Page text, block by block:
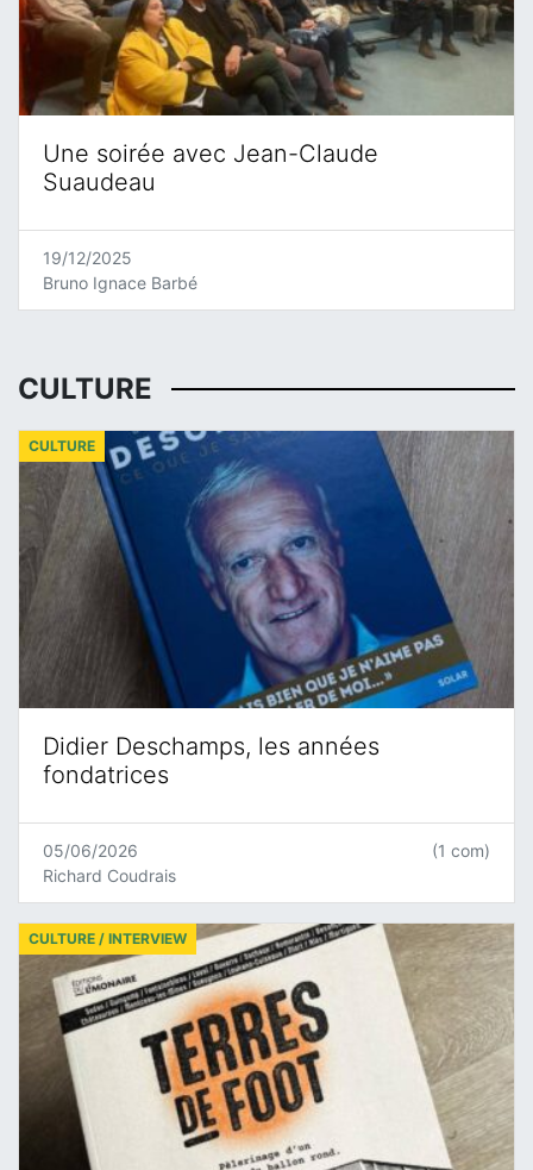
Une soirée avec Jean-Claude
Suaudeau
19/12/2025
Bruno Ignace Barbé
CULTURE
Didier Deschamps, les années
fondatrices
CULTURE
05/06/2026
Richard Coudrais
(1 com)
CULTURE / INTERVIEW